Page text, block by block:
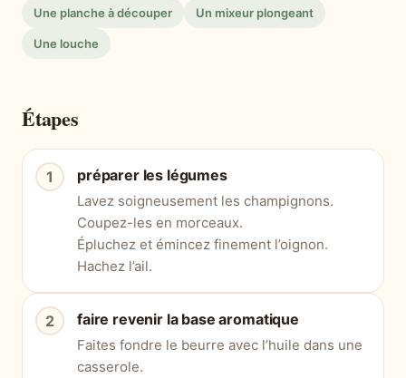
Une planche à découper Un mixeur plongeant
Une louche
Étapes
préparer les légumes
Lavez soigneusement les champignons.
Coupez-les en morceaux.
Épluchez et émincez finement l’oignon.
Hachez l’ail.
faire revenir la base aromatique
Faites fondre le beurre avec l’huile dans une
casserole.